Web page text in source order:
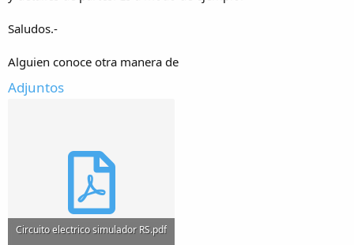
Saludos.-
Alguien conoce otra manera de
Adjuntos
Circuito electrico simulador RS.pdf